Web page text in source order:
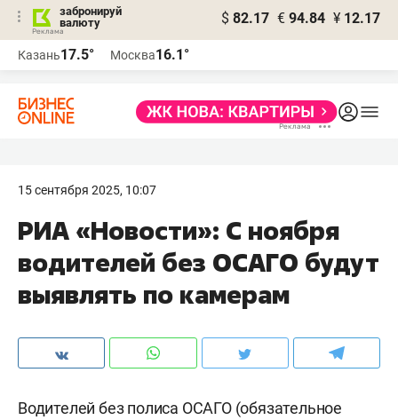
забронируй
валюту
$ 82.17 € 94.84 ¥ 12.17
Казань17.5° Москва16.1°
15 сентября 2025, 10:07
РИА «Новости»: С ноября
водителей без ОСАГО будут
выявлять по камерам
Водителей без полиса ОСАГО (обязательное